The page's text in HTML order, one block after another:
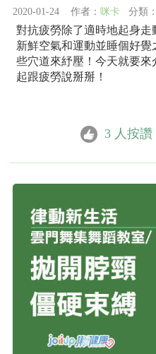
2020-01-24 作者： 咪卡 分類：
對抗疲勞除了適時地起身
新鮮空氣和運動並睡個好
些穴道來紓壓！今天就要
起跟疲勞說掰掰！
3 人按讚